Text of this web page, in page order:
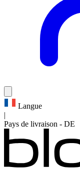
Langue
|
Pays de livraison - DE